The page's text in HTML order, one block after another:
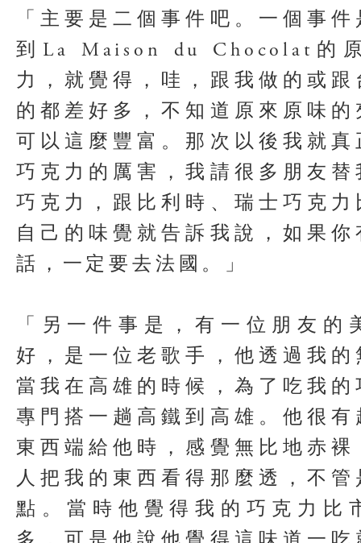
「主要是二個事件吧。一個事
到La Maison du Chocolat的
力，就覺得，哇，跟我做的或
的都差好多，不知道原來原味
可以這麼豐富。那次以後我就
巧克力的厲害，我請很多朋友
巧克力，跟比利時、瑞士巧克
自己的味覺就告訴我說，如果
話，一定要去法國。」
「另一件事是，有一位朋友的
好，是一位老歌手，他透過我
當我在高雄的時候，為了吃我
專門搭一趟高鐵到高雄。他很
東西端給他時，感覺無比地赤
人把我的東西看得那麼透，不
點。當時他覺得我的巧克力比